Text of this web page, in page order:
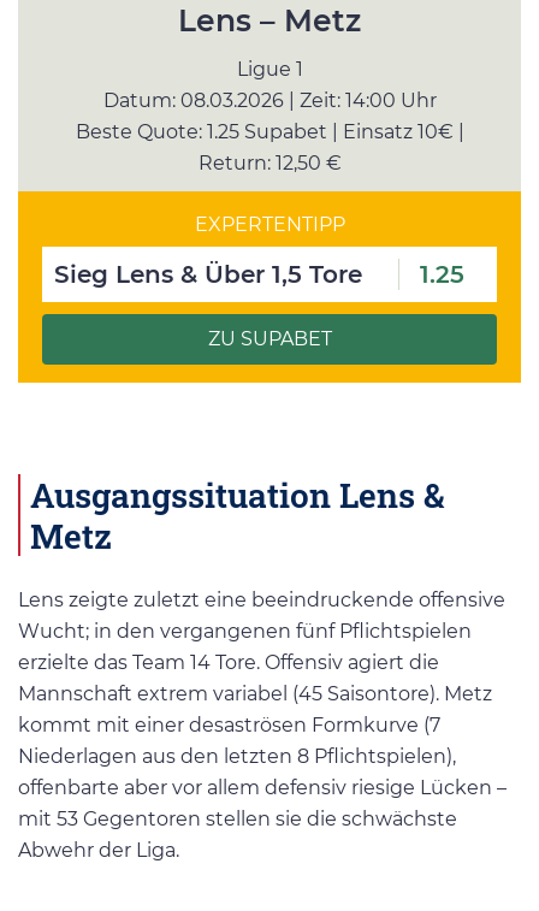
Lens – Metz
Ligue 1
Datum: 08.03.2026 | Zeit: 14:00 Uhr
Beste Quote: 1.25 Supabet | Einsatz 10€ |
Return: 12,50 €
EXPERTENTIPP
Sieg Lens & Über 1,5 Tore 1.25
ZU SUPABET
Ausgangssituation Lens &
Metz
Lens zeigte zuletzt eine beeindruckende offensive
Wucht; in den vergangenen fünf Pflichtspielen
erzielte das Team 14 Tore. Offensiv agiert die
Mannschaft extrem variabel (45 Saisontore). Metz
kommt mit einer desaströsen Formkurve (7
Niederlagen aus den letzten 8 Pflichtspielen),
offenbarte aber vor allem defensiv riesige Lücken –
mit 53 Gegentoren stellen sie die schwächste
Abwehr der Liga.